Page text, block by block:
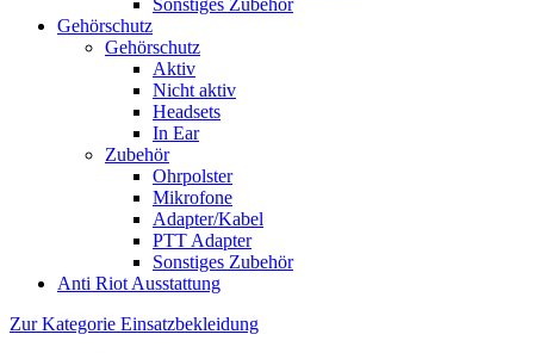
Sonstiges Zubehör
Gehörschutz
Gehörschutz
Aktiv
Nicht aktiv
Headsets
In Ear
Zubehör
Ohrpolster
Mikrofone
Adapter/Kabel
PTT Adapter
Sonstiges Zubehör
Anti Riot Ausstattung
Zur Kategorie Einsatzbekleidung